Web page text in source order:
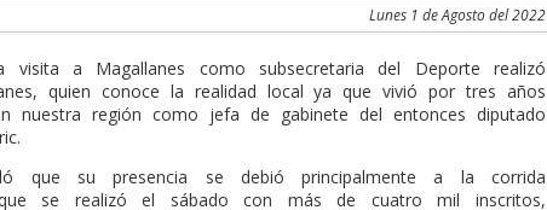
Lunes 1 de Agosto del 2022
visita a Magallanes como subsecretaria del Deporte realizó
quien conoce la realidad local ya que vivió por tres años
nuestra región como jefa de gabinete del entonces diputado
que su presencia se debió principalmente a la corrida
se realizó el sábado con más de cuatro mil inscritos,